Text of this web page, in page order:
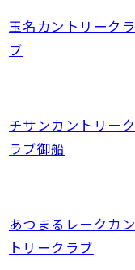
玉名カントリークラ
ブ
チサンカントリーク
ラブ御船
あつまるレークカン
トリークラブ